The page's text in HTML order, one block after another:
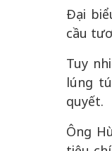
Đại
cầu
Tuy
lúng
quyết.
Ông